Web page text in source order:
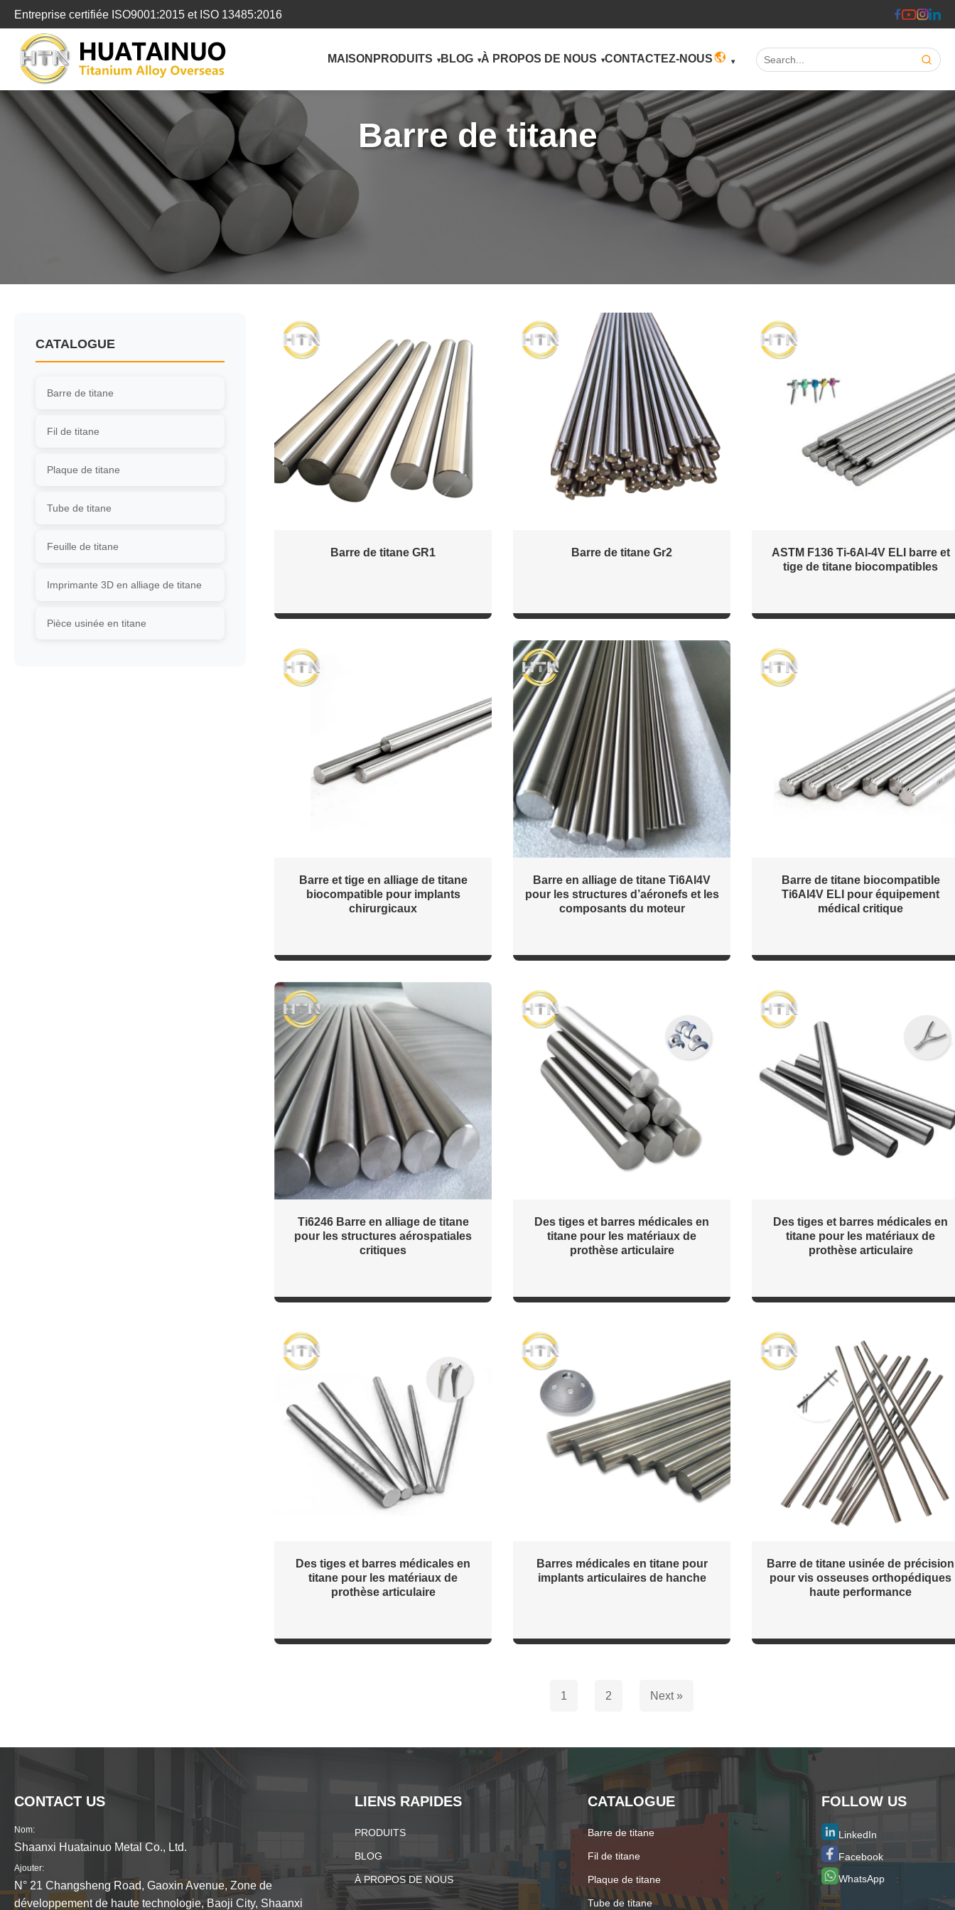
转
Entreprise certifiée ISO9001:2015 et ISO 13485:2016
MAISON PRODUITS BLOG À PROPOS DE NOUS CONTACTEZ-NOUS Search:
Barre de titane
CATALOGUE
Barre de titane
Fil de titane
Plaque de titane
Tube de titane
Feuille de titane
Imprimante 3D en alliage de titane
Pièce usinée en titane
Barre de titane GR1 Barre de titane Gr2
ASTM F136 Ti-6Al-4V ELI barre et
tige de titane biocompatibles
Barre et tige en alliage de titane
biocompatible pour implants
chirurgicaux
Barre en alliage de titane Ti6Al4V
pour les structures d’aéronefs et les
composants du moteur
Barre de titane biocompatible
Ti6Al4V ELI pour équipement
médical critique
Ti6246 Barre en alliage de titane
pour les structures aérospatiales
critiques
Des tiges et barres médicales en
titane pour les matériaux de
prothèse articulaire
Des tiges et barres médicales en
titane pour les matériaux de
prothèse articulaire
Des tiges et barres médicales en
titane pour les matériaux de
prothèse articulaire
Barres médicales en titane pour
implants articulaires de hanche
Barre de titane usinée de précision
pour vis osseuses orthopédiques
haute performance
1 2 Next »
CONTACT US
Nom:
Shaanxi Huatainuo Metal Co., Ltd.
Ajouter:
N° 21 Changsheng Road, Gaoxin Avenue, Zone de
développement de haute technologie, Baoji City, Shaanxi
LIENS RAPIDES
PRODUITS
BLOG
À PROPOS DE NOUS
CATALOGUE
Barre de titane
Fil de titane
Plaque de titane
Tube de titane
FOLLOW US
LinkedIn
Facebook
WhatsApp